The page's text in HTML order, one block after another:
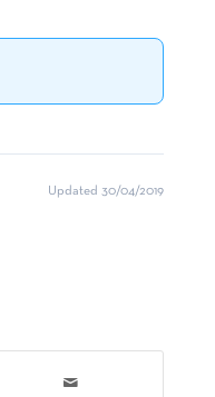
Updated 30/04/2019